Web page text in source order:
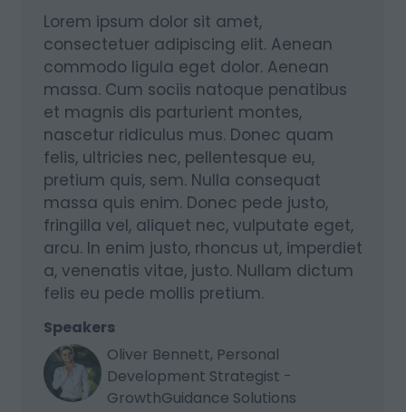
Lorem ipsum dolor sit amet,
consectetuer adipiscing elit. Aenean
commodo ligula eget dolor. Aenean
massa. Cum sociis natoque penatibus
et magnis dis parturient montes,
nascetur ridiculus mus. Donec quam
felis, ultricies nec, pellentesque eu,
pretium quis, sem. Nulla consequat
massa quis enim. Donec pede justo,
fringilla vel, aliquet nec, vulputate eget,
arcu. In enim justo, rhoncus ut, imperdiet
a, venenatis vitae, justo. Nullam dictum
felis eu pede mollis pretium.
Speakers
Oliver Bennett, Personal
Development Strategist -
GrowthGuidance Solutions